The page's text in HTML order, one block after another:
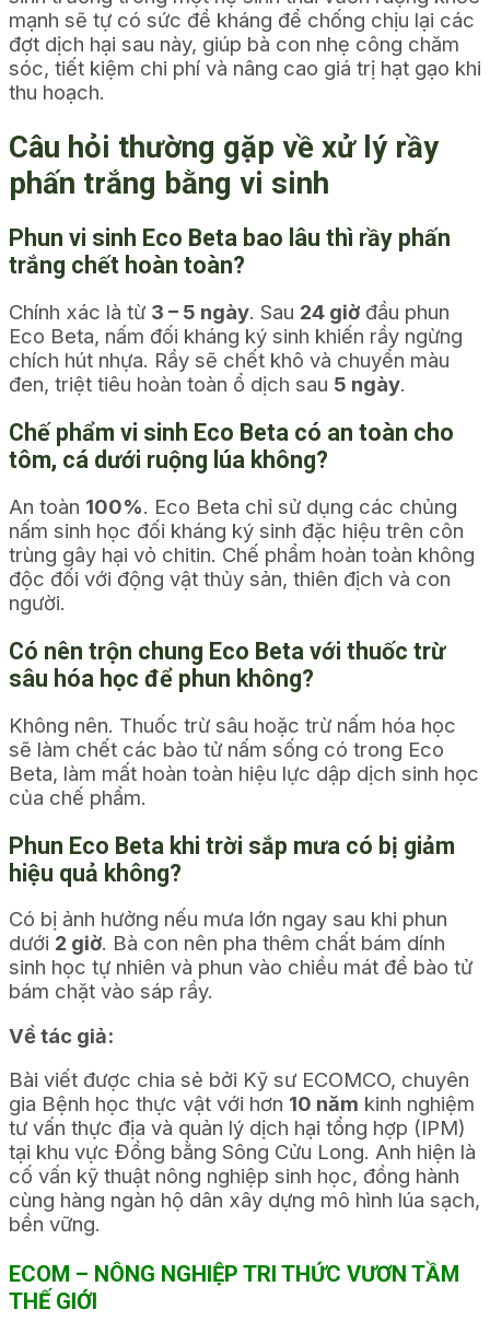
mạnh sẽ tự có sức đề kháng để chống chịu lại các
đợt dịch hại sau này, giúp bà con nhẹ công chăm
sóc, tiết kiệm chi phí và nâng cao giá trị hạt gạo khi
thu hoạch.
Câu hỏi thường gặp về xử lý rầy
phấn trắng bằng vi sinh
Phun vi sinh Eco Beta bao lâu thì rầy phấn
trắng chết hoàn toàn?
Chính xác là từ 3 – 5 ngày. Sau 24 giờ đầu phun
Eco Beta, nấm đối kháng ký sinh khiến rầy ngừng
chích hút nhựa. Rầy sẽ chết khô và chuyển màu
đen, triệt tiêu hoàn toàn ổ dịch sau 5 ngày.
Chế phẩm vi sinh Eco Beta có an toàn cho
tôm, cá dưới ruộng lúa không?
An toàn 100%. Eco Beta chỉ sử dụng các chủng
nấm sinh học đối kháng ký sinh đặc hiệu trên côn
trùng gây hại vỏ chitin. Chế phẩm hoàn toàn không
độc đối với động vật thủy sản, thiên địch và con
người.
Có nên trộn chung Eco Beta với thuốc trừ
sâu hóa học để phun không?
Không nên. Thuốc trừ sâu hoặc trừ nấm hóa học
sẽ làm chết các bào tử nấm sống có trong Eco
Beta, làm mất hoàn toàn hiệu lực dập dịch sinh học
của chế phẩm.
Phun Eco Beta khi trời sắp mưa có bị giảm
hiệu quả không?
Có bị ảnh hưởng nếu mưa lớn ngay sau khi phun
dưới 2 giờ. Bà con nên pha thêm chất bám dính
sinh học tự nhiên và phun vào chiều mát để bào tử
bám chặt vào sáp rầy.
Về tác giả:
Bài viết được chia sẻ bởi Kỹ sư ECOMCO, chuyên
gia Bệnh học thực vật với hơn 10 năm kinh nghiệm
tư vấn thực địa và quản lý dịch hại tổng hợp (IPM)
tại khu vực Đồng bằng Sông Cửu Long. Anh hiện là
cố vấn kỹ thuật nông nghiệp sinh học, đồng hành
cùng hàng ngàn hộ dân xây dựng mô hình lúa sạch,
bền vững.
ECOM – NÔNG NGHIỆP TRI THỨC VƯƠN TẦM
THẾ GIỚI